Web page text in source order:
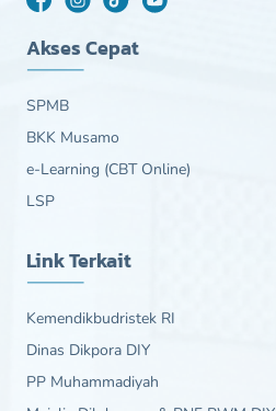
Akses Cepat
SPMB
BKK Musamo
e-Learning (CBT Online)
LSP
Link Terkait
Kemendikbudristek RI
Dinas Dikpora DIY
PP Muhammadiyah